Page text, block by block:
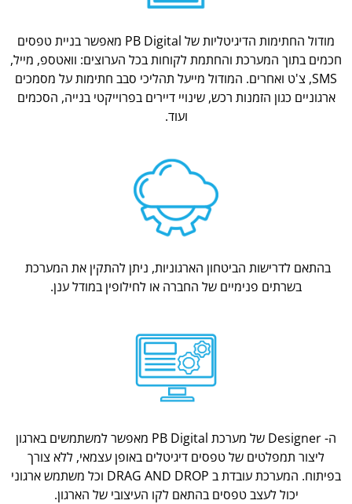
מודול החתימות הדיגיטליות של PB Digital מאפשר בניית טפסים
חכמים בתוך המערכת והחתמת לקוחות בכל הערוצים: וואטספ, מייל,
SMS, צ'ט ואחרים. המודול מייעל תהליכי סבב חתימות על מסמכים
ארגוניים כגון הזמנות רכש, שינויי דיירים בפרוייקטי בנייה, הסכמים
ועוד.
בהתאם לדרישות הביטחון הארגוניות, ניתן להתקין את המערכת
בשרתים פנימיים של החברה או לחילופין במודל ענן.
ה- Designer של מערכת PB Digital מאפשר למשתמשים בארגון
ליצור תמפלטים של טפסים דיגיטלים באופן עצמאי, ללא צורך
בפיתוח. המערכת עובדת ב DRAG AND DROP וכל משתמש ארגוני
יכול לעצב טפסים בהתאם לקו העיצובי של הארגון.